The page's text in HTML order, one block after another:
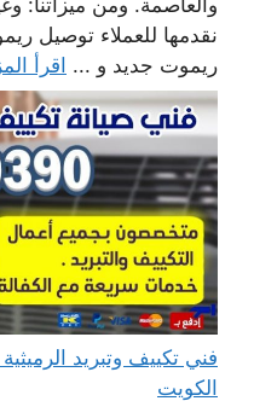
نقدمها للعملاء توصيل
ريموت جديد و ... اقرأ
الكويت